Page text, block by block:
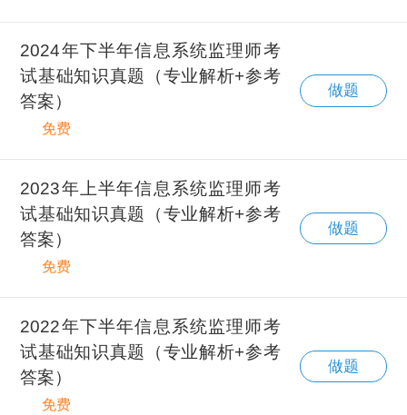
2024年下半年信息系统监理师考
试基础知识真题（专业解析+参考
答案）
免费
做题
2023年上半年信息系统监理师考
试基础知识真题（专业解析+参考
答案）
免费
做题
2022年下半年信息系统监理师考
试基础知识真题（专业解析+参考
答案）
免费
做题